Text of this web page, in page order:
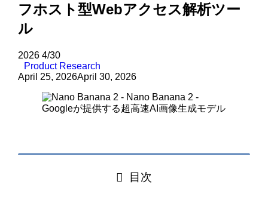
フホスト型Webアクセス解析ツー
ル
2026 4/30
Product Research
April 25, 2026April 30, 2026
目次